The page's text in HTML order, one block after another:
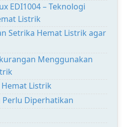
EDI1004 – Teknologi
Listrik
Setrika Hemat Listrik agar
Menggunakan
Listrik
Diperhatikan